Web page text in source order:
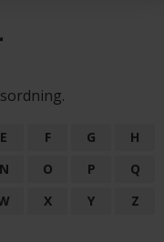
E F G
H
N O P
Q
X Y
Z